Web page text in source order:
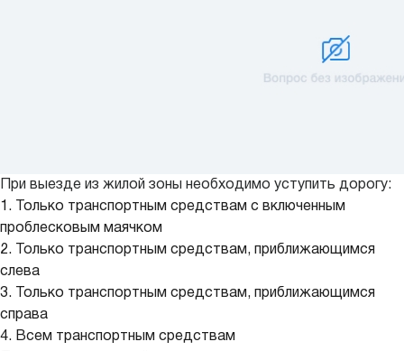
При выезде из жилой зоны необходимо уступить дорогу:
1. Только транспортным средствам с включенным
проблесковым маячком
2. Только транспортным средствам, приближающимся
слева
3. Только транспортным средствам, приближающимся
справа
4. Всем транспортным средствам